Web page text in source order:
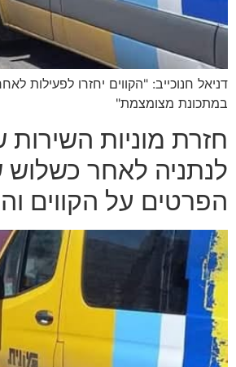
דניאל חנוכייב: "הקווים יחזרו לפעילות
במתכונת מצומצמת"
חזרת מוניות השירות
לנתניה לאחר כשלוש
הפרטים על הקווים